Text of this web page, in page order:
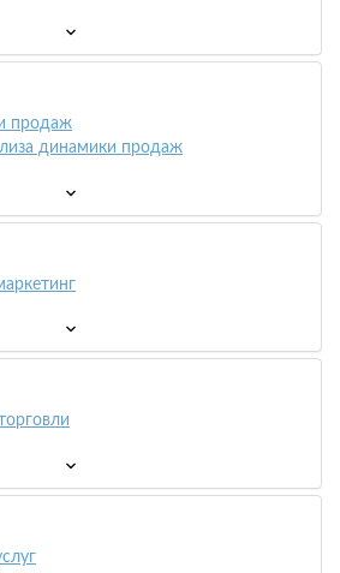
продаж
динамики продаж